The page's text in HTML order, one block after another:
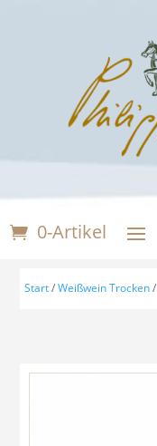
0-Artikel
Start/Weißwein Trocken/